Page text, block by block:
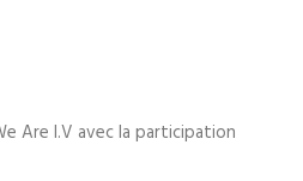
Are I.V avec la participation